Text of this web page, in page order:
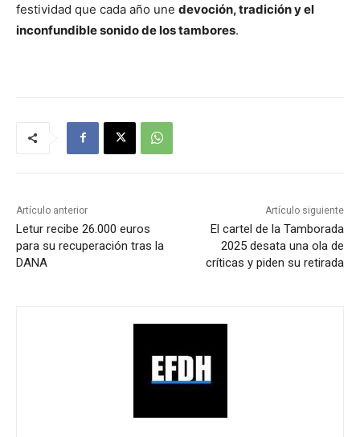
festividad que cada año une devoción, tradición y el
inconfundible sonido de los tambores.
Artículo anterior
Letur recibe 26.000 euros
para su recuperación tras la
DANA
Artículo siguiente
El cartel de la Tamborada
2025 desata una ola de
críticas y piden su retirada